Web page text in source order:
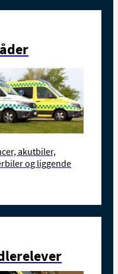
akutbiler,
og liggende